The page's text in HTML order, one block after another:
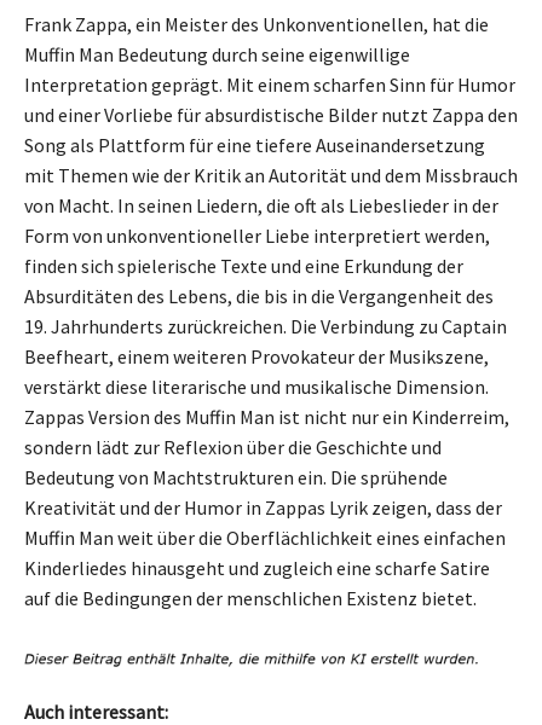
Frank Zappa, ein Meister des Unkonventionellen, hat die
Muffin Man Bedeutung durch seine eigenwillige
Interpretation geprägt. Mit einem scharfen Sinn für Humor
und einer Vorliebe für absurdistische Bilder nutzt Zappa den
Song als Plattform für eine tiefere Auseinandersetzung
mit Themen wie der Kritik an Autorität und dem Missbrauch
von Macht. In seinen Liedern, die oft als Liebeslieder in der
Form von unkonventioneller Liebe interpretiert werden,
finden sich spielerische Texte und eine Erkundung der
Absurditäten des Lebens, die bis in die Vergangenheit des
19. Jahrhunderts zurückreichen. Die Verbindung zu Captain
Beefheart, einem weiteren Provokateur der Musikszene,
verstärkt diese literarische und musikalische Dimension.
Zappas Version des Muffin Man ist nicht nur ein Kinderreim,
sondern lädt zur Reflexion über die Geschichte und
Bedeutung von Machtstrukturen ein. Die sprühende
Kreativität und der Humor in Zappas Lyrik zeigen, dass der
Muffin Man weit über die Oberflächlichkeit eines einfachen
Kinderliedes hinausgeht und zugleich eine scharfe Satire
auf die Bedingungen der menschlichen Existenz bietet.
Auch interessant: